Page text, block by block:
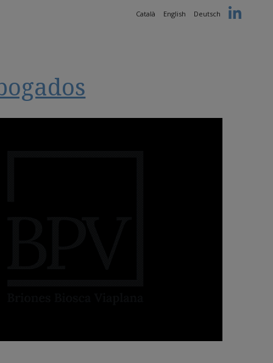
Català English Deutsch